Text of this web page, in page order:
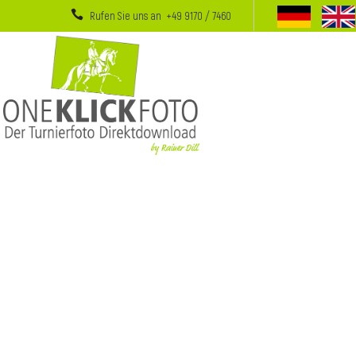
Rufen Sie uns an +49 9170 / 7460